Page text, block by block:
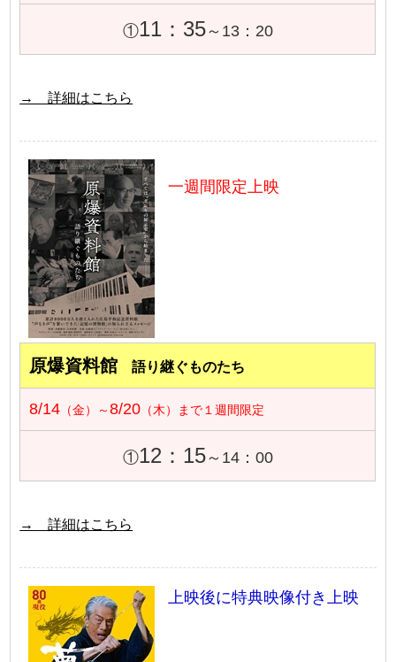
①11：35～13：20
→ 詳細はこちら
一週間限定上映
原爆資料館 語り継ぐものたち
8/14 （金）～8/20 （木）まで１週間限定
①12：15～14：00
→ 詳細はこちら
上映後に特典映像付き上映